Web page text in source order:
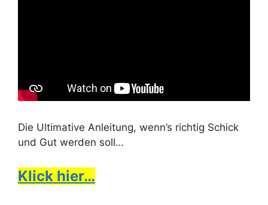
Die Ultimative Anleitung, wenn’s richtig Schick
und Gut werden soll…
Klick hier…